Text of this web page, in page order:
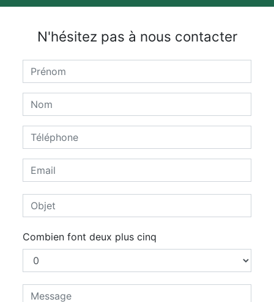
N'hésitez pas à nous contacter
Combien font deux plus cinq